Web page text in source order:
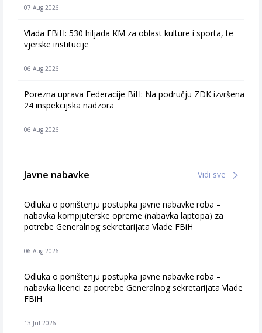
07 Aug 2026
Vlada FBiH: 530 hiljada KM za oblast kulture i sporta, te
vjerske institucije
06 Aug 2026
Porezna uprava Federacije BiH: Na području ZDK izvršena
24 inspekcijska nadzora
06 Aug 2026
Javne nabavke Vidi sve
Odluka o poništenju postupka javne nabavke roba –
nabavka kompjuterske opreme (nabavka laptopa) za
potrebe Generalnog sekretarijata Vlade FBiH
06 Aug 2026
Odluka o poništenju postupka javne nabavke roba –
nabavka licenci za potrebe Generalnog sekretarijata Vlade
FBiH
13 Jul 2026